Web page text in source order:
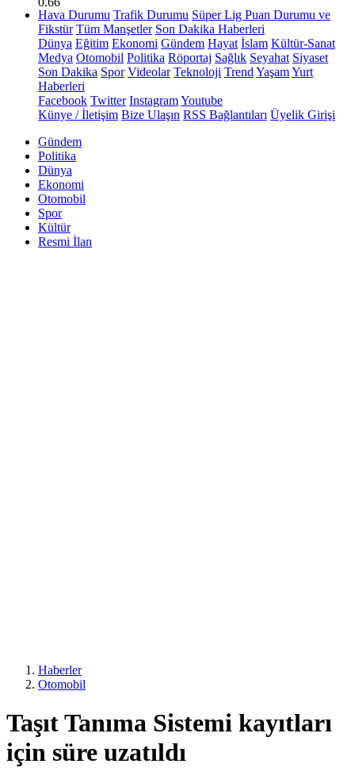
Hava Durumu Trafik Durumu Süper Lig Puan Durumu ve
Fikstür Tüm Manşetler Son Dakika Haberleri
Dünya Eğitim Ekonomi Gündem Hayat İslam Kültür-Sanat
Medya Otomobil Politika Röportaj Sağlık Seyahat Siyaset
Son Dakika Spor Videolar Teknoloji Trend YaşamYurt
Haberleri
Facebook Twitter InstagramYoutube
Künye / İletişim Bize Ulaşın RSS Bağlantıları Üyelik Girişi
Gündem
Politika
Dünya
Ekonomi
Otomobil
Spor
Kültür
Resmi İlan
Haberler
Otomobil
Taşıt Tanıma Sistemi kayıtları
için süre uzatıldı